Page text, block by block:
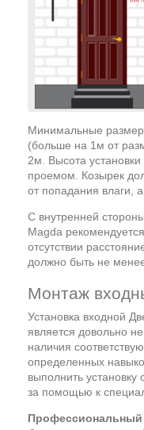
Минимальные
(больше на 1м от
2м. Высота
проемом. Козырек
от попадания влаги,
С внутренней
Magda
отсутствии
должно быть не
Монтаж
Установка входной
является довольно
наличия
определенных
выполнить
за помощью к